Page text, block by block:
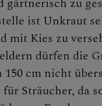
ist Unkraut
mit Kies zu
dürfen die
150 cm nicht
Sträucher, da